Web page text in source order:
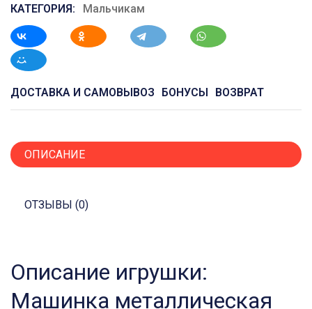
КАТЕГОРИЯ: Мальчикам
ДОСТАВКА И САМОВЫВОЗ БОНУСЫ ВОЗВРАТ
ОПИСАНИЕ
ОТЗЫВЫ (0)
Описание игрушки:
Машинка металлическая